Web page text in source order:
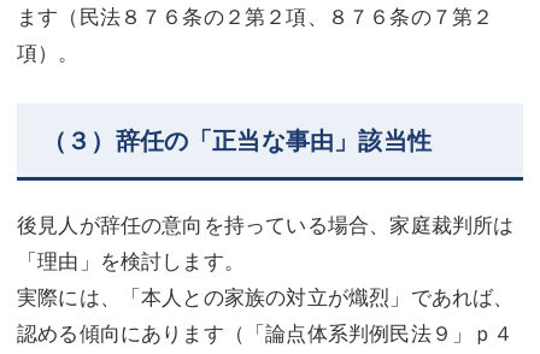
ます（民法８７６条の２第２項、８７６条の７第２
項）。
（３）辞任の「正当な事由」該当性
後見人が辞任の意向を持っている場合、家庭裁判所は
「理由」を検討します。
実際には、「本人との家族の対立が熾烈」であれば、
認める傾向にあります（「論点体系判例民法９」ｐ４